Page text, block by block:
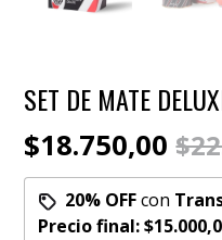
SET DE MATE
$18.750,00
20% OFFcon
Precio final: